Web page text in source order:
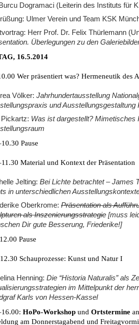
Dogramaci (Leiterin des Instituts für
Ulmer Verein und Team KSK
Herr Prof. Dr. Felix Thürlemann
Überlegungen zu den
16.5.2014
Wer präsentiert was? Hermeneutik des
Völker: Jahrhundertausstellung
und Ausstellungsgestaltung
Was ist dargestellt? Mimetisches
Pause
Material und Kontext der Präsentation
Jelting: Bei Lichte betrachtet – James
in unterschiedlichen
Oberkrome: Präsentation als
als Inszenierungsstrategie [muss
Dir gute Besserung, Friederike!]
Pause
Schauprozesse: Kunst und Natur I
Henning: Die “Historia Naturalis” als
im Mittelpunkt der
Karls von Hessen-Kassel
HoPo-Workshop und Ortstermine
am Donnerstagabend und